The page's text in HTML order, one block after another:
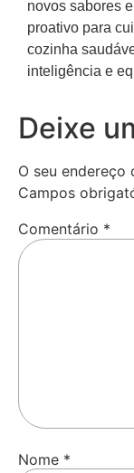
novos sabores
proativo para
cozinha
inteligência e
Deixe
O seu endereço
Campos
Comentário *
Nome *